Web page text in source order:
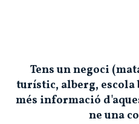
Tens un negoci
turístic, alberg, escola
més informació
ne una